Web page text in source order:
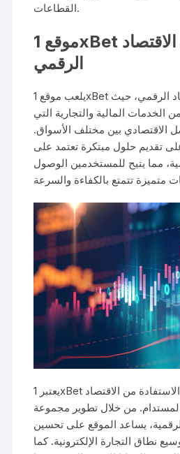
القطاعات.
موقع 1xBet ودوره في الاقتصاد
الرقمي
يلعب موقع 1xBet دوراً مهماً في الاقتصاد الرقمي، حيث
المالية والتجارية التي
الاقتصادي بين مختلف الأسواق.
تقديم حلول مبتكرة تعتمد على
مما يتيح للمستخدمين الوصول
يعتبر 1xBet مثالاً حياً على كيفية الاستفادة من الاقتصاد
من خلال تطوير مجموعة
يساعد الموقع على تحسين
نطاق التجارة الإلكترونية. كما